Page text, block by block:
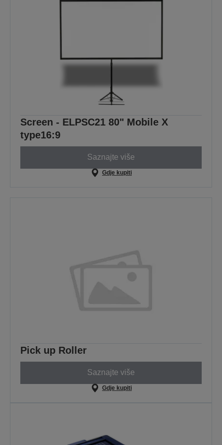
Screen - ELPSC21 80" Mobile X
type16:9
Saznajte više
Gdje kupiti
Pick up Roller
Saznajte više
Gdje kupiti